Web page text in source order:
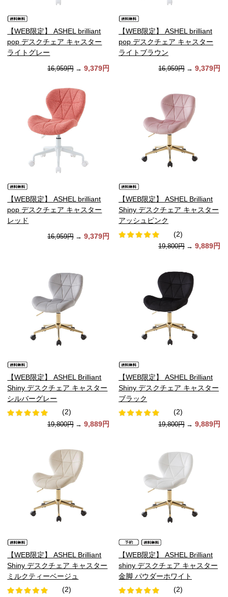
【WEB限定】 ASHEL brilliant
pop デスクチェア キャスター
ライトグレー
16,959円 → 9,379円
【WEB限定】 ASHEL brilliant
pop デスクチェア キャスター
ライトブラウン
16,959円 → 9,379円
【WEB限定】 ASHEL brilliant
pop デスクチェア キャスター
レッド
16,959円 → 9,379円
【WEB限定】 ASHEL Brilliant
Shiny デスクチェア キャスター
アッシュピンク
(2)
19,800円 → 9,889円
【WEB限定】 ASHEL Brilliant
Shiny デスクチェア キャスター
シルバーグレー
(2)
19,800円 → 9,889円
【WEB限定】 ASHEL Brilliant
Shiny デスクチェア キャスター
ブラック
(2)
19,800円 → 9,889円
【WEB限定】 ASHEL Brilliant
Shiny デスクチェア キャスター
ミルクティーベージュ
(2)
【WEB限定】 ASHEL Brilliant
shiny デスクチェア キャスター
金脚 パウダーホワイト
(2)